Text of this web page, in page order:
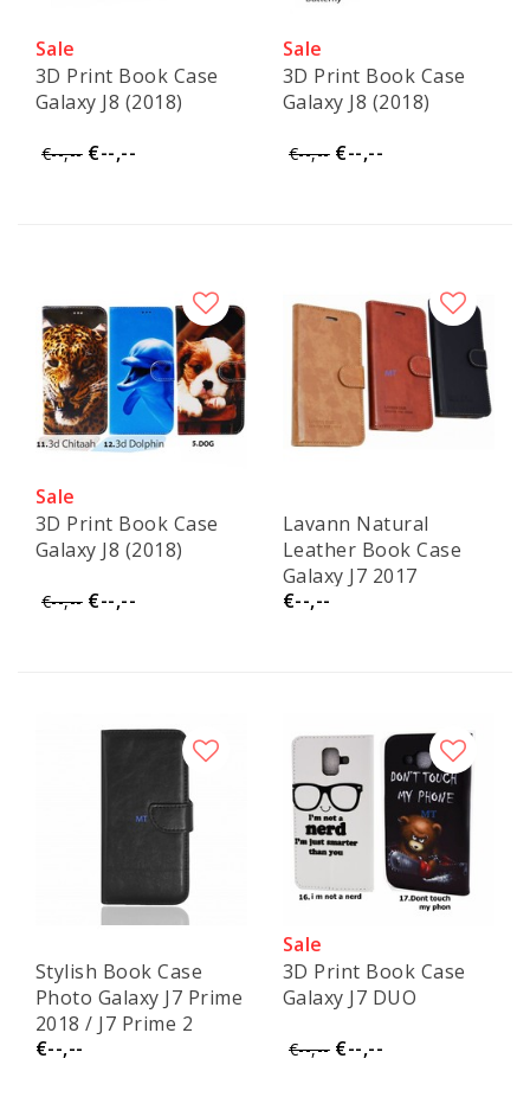
Sale
3D Print Book Case
Galaxy J8 (2018)
€--,-- €--,--
Sale
3D Print Book Case
Galaxy J8 (2018)
€--,-- €--,--
Sale
3D Print Book Case
Galaxy J8 (2018)
€--,-- €--,--
Lavann Natural
Leather Book Case
Galaxy J7 2017
€--,--
Stylish Book Case
Photo Galaxy J7 Prime
2018 / J7 Prime 2
€--,--
Sale
3D Print Book Case
Galaxy J7 DUO
€--,-- €--,--